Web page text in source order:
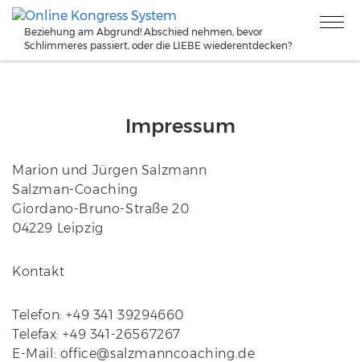
Beziehung am Abgrund! Abschied nehmen, bevor
Schlimmeres passiert, oder die LIEBE wiederentdecken?
Impressum
Marion und Jürgen Salzmann
Salzman-Coaching
Giordano-Bruno-Straße 20
04229 Leipzig
Kontakt
Telefon: +49 341 39294660
Telefax: +49 341-26567267
E-Mail: office@salzmanncoaching.de